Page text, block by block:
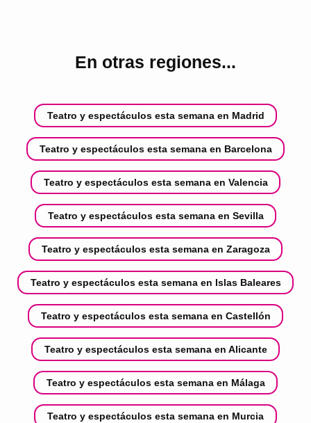
En otras regiones...
Teatro y espectáculos esta semana en Madrid
Teatro y espectáculos esta semana en Barcelona
Teatro y espectáculos esta semana en Valencia
Teatro y espectáculos esta semana en Sevilla
Teatro y espectáculos esta semana en Zaragoza
Teatro y espectáculos esta semana en Islas Baleares
Teatro y espectáculos esta semana en Castellón
Teatro y espectáculos esta semana en Alicante
Teatro y espectáculos esta semana en Málaga
Teatro y espectáculos esta semana en Murcia